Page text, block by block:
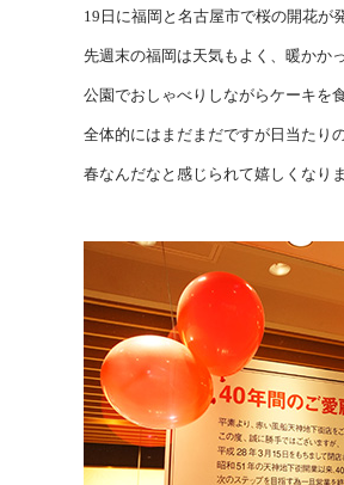
19日に福岡と名古屋市で桜の開花が
先週末の福岡は天気もよく、暖かか
公園でおしゃべりしながらケーキを
全体的にはまだまだですが日当たり
春なんだなと感じられて嬉しくなりま